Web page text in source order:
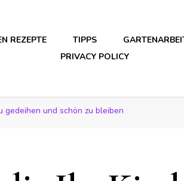
REZEPTE TIPPS
PRIVACY POLICY
gedeihen und schön zu bleiben